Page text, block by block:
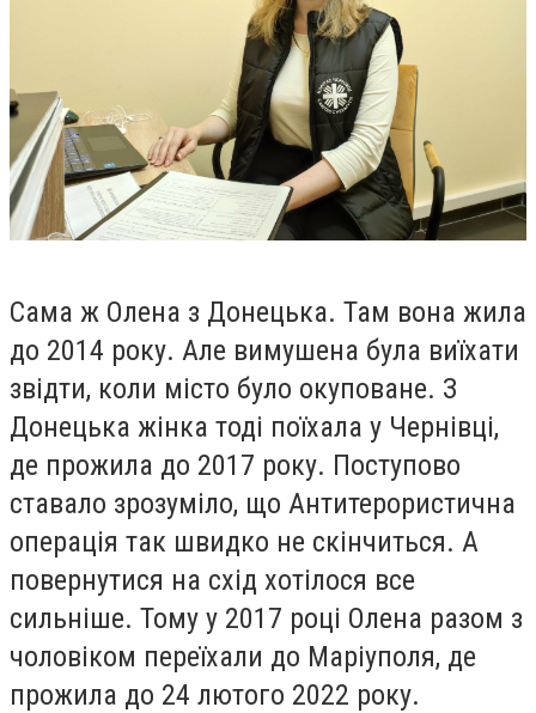
Сама ж Олена з Донецька. Там вона жила
до 2014 року. Але вимушена була виїхати
звідти, коли місто було окуповане. З
Донецька жінка тоді поїхала у Чернівці,
де прожила до 2017 року. Поступово
ставало зрозуміло, що Антитерористична
операція так швидко не скінчиться. А
повернутися на схід хотілося все
сильніше. Тому у 2017 році Олена разом з
чоловіком переїхали до Маріуполя, де
прожила до 24 лютого 2022 року.